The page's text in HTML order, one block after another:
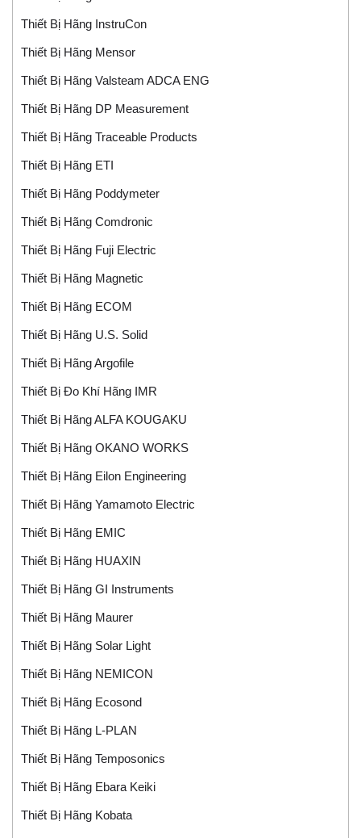
Thiết Bị Hãng InstruCon
Thiết Bị Hãng Mensor
Thiết Bị Hãng Valsteam ADCA ENG
Thiết Bị Hãng DP Measurement
Thiết Bị Hãng Traceable Products
Thiết Bị Hãng ETI
Thiết Bị Hãng Poddymeter
Thiết Bị Hãng Comdronic
Thiết Bị Hãng Fuji Electric
Thiết Bị Hãng Magnetic
Thiết Bị Hãng ECOM
Thiết Bị Hãng U.S. Solid
Thiết Bị Hãng Argofile
Thiết Bị Đo Khí Hãng IMR
Thiết Bị Hãng ALFA KOUGAKU
Thiết Bị Hãng OKANO WORKS
Thiết Bị Hãng Eilon Engineering
Thiết Bị Hãng Yamamoto Electric
Thiết Bị Hãng EMIC
Thiết Bị Hãng HUAXIN
Thiết Bị Hãng GI Instruments
Thiết Bị Hãng Maurer
Thiết Bị Hãng Solar Light
Thiết Bị Hãng NEMICON
Thiết Bị Hãng Ecosond
Thiết Bị Hãng L-PLAN
Thiết Bị Hãng Temposonics
Thiết Bị Hãng Ebara Keiki
Thiết Bị Hãng Kobata